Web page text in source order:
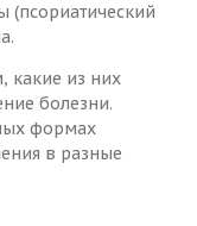
(псориатический
какие из них
болезни.
формах
в разные